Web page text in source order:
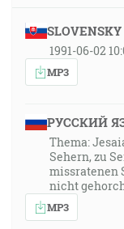
SLOVENSKY
1991-06-02
MP3
РУССКИЙ
Thema:
Sehern, zu
missratenen
nicht
MP3